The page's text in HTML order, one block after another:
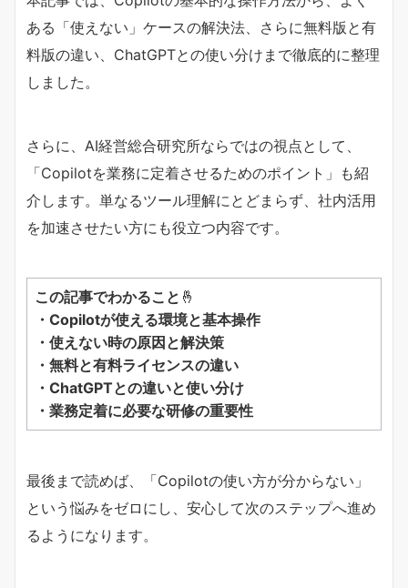
ある「使えない」ケースの解決法、さらに無料版と有
料版の違い、ChatGPTとの使い分けまで徹底的に整理
しました。
さらに、AI経営総合研究所ならではの視点として、
「Copilotを業務に定着させるためのポイント」も紹
介します。単なるツール理解にとどまらず、社内活用
を加速させたい方にも役立つ内容です。
この記事でわかること 🤞
・Copilotが使える環境と基本操作
・使えない時の原因と解決策
・無料と有料ライセンスの違い
・ChatGPTとの違いと使い分け
・業務定着に必要な研修の重要性
最後まで読めば、「Copilotの使い方が分からない」
という悩みをゼロにし、安心して次のステップへ進め
るようになります。